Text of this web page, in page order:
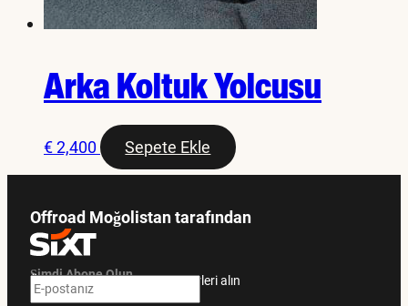
Arka Koltuk Yolcusu
€2,400 Sepete Ekle
Offroad Moğolistan tarafından
Şimdi Abone Olun
Özel teklifler ve seyahat rehberleri alın